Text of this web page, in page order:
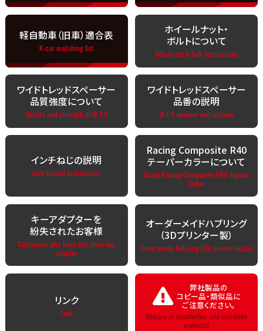
軽自動車（旧車）適合表
K-car matching list
ホイールナット・
ボルトについて
Wheel nut & bolt instructions
ワイドトレッドスペーサー
品質強度について
Quality and strength of W.T.S
ワイドトレッドスペーサー
品番の説明
W.T.S number instructions
インチねじの説明
Inch thread instructions
Racing Composite R40
テーパーカラーについて
About Racing Composite R40 Tapaer
Collar
キーアダプターを
紛失されたお客様
Customers who have lost their key
adapter
オーダーメイドハブリング
（3Dプリンター製）
Order made hub ring (3D printer-made)
リンク
Link
弊社製品の
コピー品・類似品に
ご注意ください。
Beware of counterfeit and imitation
profucts!